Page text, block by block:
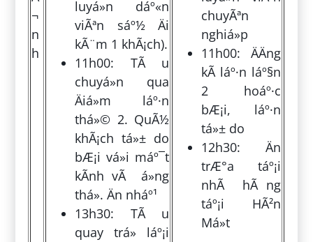
¬
n
h
luyá»n dáº«n
viÃªn sáº½ Äi
kÃ¨m 1 khÃ¡ch).
11h00: TÃ u
chuyá»n qua
Äiá»m láº·n
thá»© 2. QuÃ½
khÃ¡ch tá»± do
bÆ¡i vá»i máº¯t
kÃ­nh vÃ á»ng
thá». Än nháº¹
13h30: TÃ u
quay trá» láº¡i
chuyÃªn
nghiá»p
11h00: ÄÄng
kÃ­ láº·n láº§n
2 hoáº·c
bÆ¡i, láº·n
tá»± do
12h30: Än
trÆ°a táº¡i
nhÃ hÃ ng
táº¡i HÃ²n
Má»t